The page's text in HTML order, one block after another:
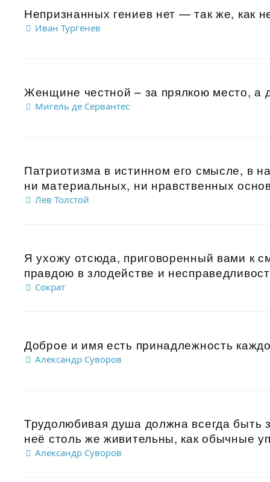
Непризнанных гениев нет — так же, как
Иван Тургенев
Женщине честной – за прялкою место, а
Мигель де Сервантес
Патриотизма в истинном его смысле, в
ни материальных, ни нравственных
Лев Толстой
Я ухожу отсюда, приговоренный вами к
правдою в злодействе и
Сократ
Доброе и имя есть принадлежность
Александр Суворов
Трудолюбивая душа должна всегда быть
неё столь же живительны, как обычные
Александр Суворов